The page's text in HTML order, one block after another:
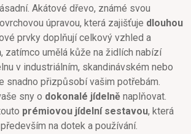
Akátové dřevo, známé svou
úpravou, která zajišťuje dlouhou
prvky doplňují celkový vzhled a
, zatímco umělá kůže na židlích nabízí
v industriálním, skandinávském nebo
přizpůsobí vašim potřebám.
sny o dokonalé jídelně naplňovat.
prémiovou jídelní sestavou, která
na dotek a používání.